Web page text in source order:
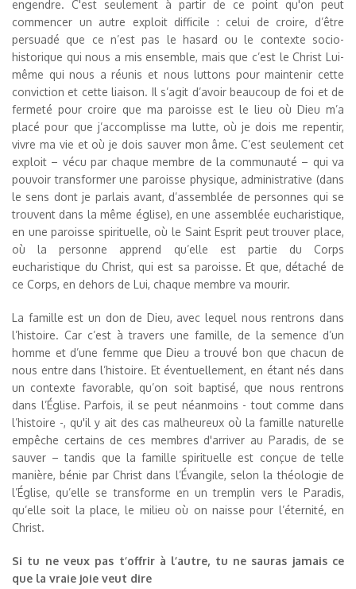
engendre. C'est seulement à partir de ce point qu'on peut
commencer un autre exploit difficile : celui de croire, d’être
persuadé que ce n’est pas le hasard ou le contexte socio-
historique qui nous a mis ensemble, mais que c’est le Christ Lui-
même qui nous a réunis et nous luttons pour maintenir cette
conviction et cette liaison. Il s’agit d’avoir beaucoup de foi et de
fermeté pour croire que ma paroisse est le lieu où Dieu m’a
placé pour que j’accomplisse ma lutte, où je dois me repentir,
vivre ma vie et où je dois sauver mon âme. C’est seulement cet
exploit – vécu par chaque membre de la communauté – qui va
pouvoir transformer une paroisse physique, administrative (dans
le sens dont je parlais avant, d’assemblée de personnes qui se
trouvent dans la même église), en une assemblée eucharistique,
en une paroisse spirituelle, où le Saint Esprit peut trouver place,
où la personne apprend qu’elle est partie du Corps
eucharistique du Christ, qui est sa paroisse. Et que, détaché de
ce Corps, en dehors de Lui, chaque membre va mourir.
La famille est un don de Dieu, avec lequel nous rentrons dans
l’histoire. Car c’est à travers une famille, de la semence d’un
homme et d’une femme que Dieu a trouvé bon que chacun de
nous entre dans l’histoire. Et éventuellement, en étant nés dans
un contexte favorable, qu’on soit baptisé, que nous rentrons
dans l’Église. Parfois, il se peut néanmoins - tout comme dans
l’histoire -, qu'il y ait des cas malheureux où la famille naturelle
empêche certains de ces membres d'arriver au Paradis, de se
sauver – tandis que la famille spirituelle est conçue de telle
manière, bénie par Christ dans l’Évangile, selon la théologie de
l’Église, qu’elle se transforme en un tremplin vers le Paradis,
qu’elle soit la place, le milieu où on naisse pour l’éternité, en
Christ.
Si tu ne veux pas t’offrir à l’autre, tu ne sauras jamais ce
que la vraie joie veut dire